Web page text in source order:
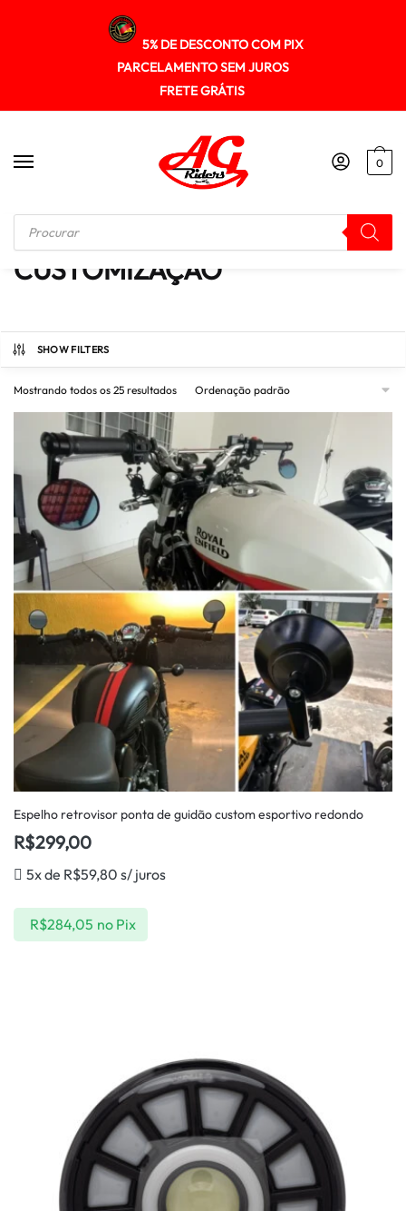
5% DE DESCONTO COM PIX
PARCELAMENTO SEM JUROS
FRETE GRÁTIS
0
Início / CUSTOMIZAÇÃO
CUSTOMIZAÇÃO
SHOW FILTERS
Mostrando todos os 25 resultados
Espelho retrovisor ponta de guidão custom esportivo redondo
R$299,00
5x de R$59,80 s/ juros
R$284,05 no Pix